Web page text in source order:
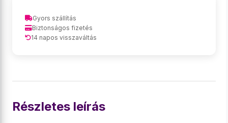
Gyors szállítás
Biztonságos fizetés
14 napos visszaváltás
Részletes leírás